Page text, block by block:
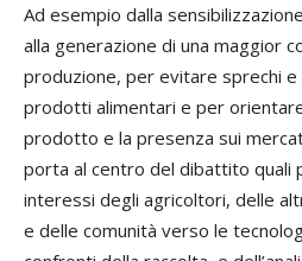
Ad esempio dalla
alla generazione di una maggior
produzione, per evitare sprechi
prodotti alimentari e per
prodotto e la presenza sui
porta al centro del dibattito quali
interessi degli agricoltori, delle
e delle comunità verso le